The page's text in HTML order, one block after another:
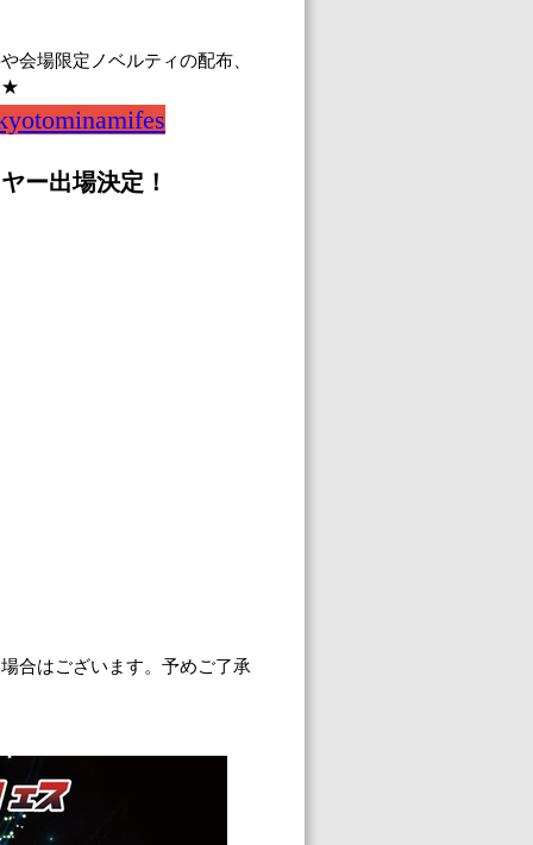
会場限定ノベルティの配布、
★
ー出場決定！
合はございます。予めご了承